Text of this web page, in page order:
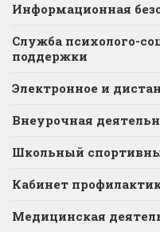
Информационная
Служба психолого-
поддержки
Электронное и
Внеурочная
Школьный
Кабинет
Медицинская